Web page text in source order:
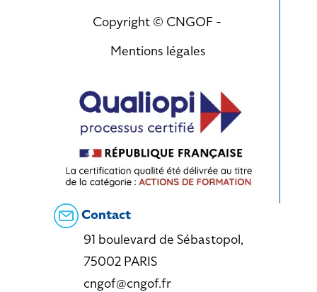
Copyright © CNGOF -
Mentions légales
Contact
91 boulevard de Sébastopol,
75002 PARIS
cngof@cngof.fr